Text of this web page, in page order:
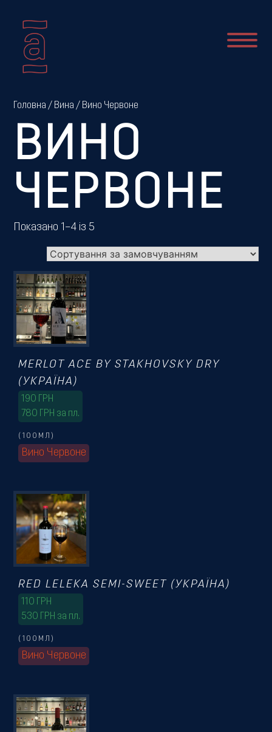
Про
нас
Новини
Меню
Галерея
Резервація
Головна / Вина / Вино Червоне
ВИНО
ЧЕРВОНЕ
Показано 1–4 із 5
Вино Червоне
(100МЛ)
MERLOT ACE BY STAKHOVSKY DRY
(УКРАЇНА)
190
ГРН
780 ГРН за пл.
Вино Червоне
(100МЛ)
RED LELEKA SEMI-SWEET (УКРАЇНА)
110 ГРН
530 ГРН за пл.